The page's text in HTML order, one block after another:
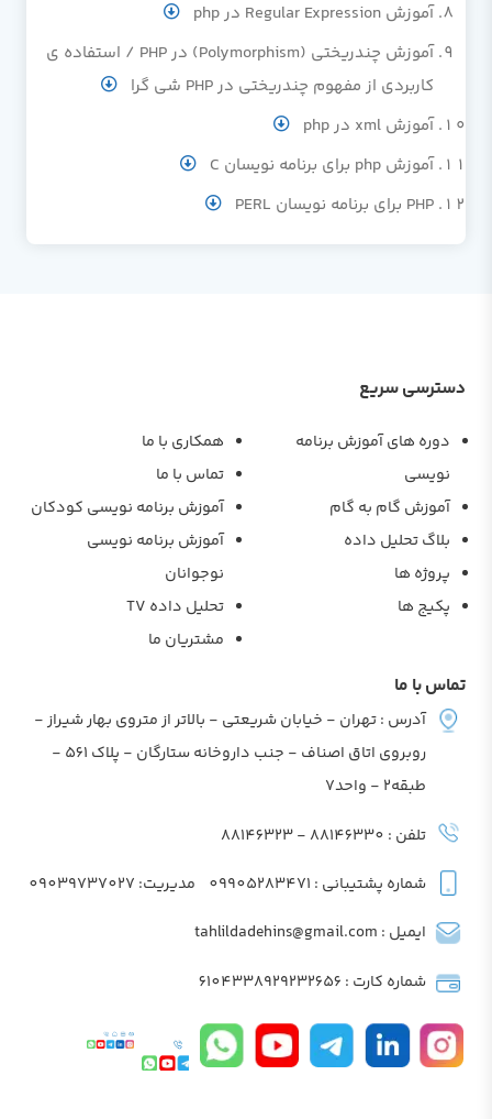
آموزش Regular Expression در php
آموزش چندریختی (Polymorphism) در PHP / استفاده ی
کاربردی از مفهوم چندریختی در PHP شی گرا
آموزش xml در php
آموزش php برای برنامه نویسان C
PHP برای برنامه نویسان PERL
دسترسی سریع
دوره های آموزش برنامه
نویسی
آموزش گام به گام
بلاگ تحلیل داده
پروژه ها
پکیج ها
همکاری با ما
تماس با ما
آموزش برنامه نویسی کودکان
آموزش برنامه نویسی
نوجوانان
تحلیل داده TV
مشتریان ما
تماس با ما
آدرس : تهران - خیابان شریعتی - بالاتر از متروی بهار شیراز -
روبروی اتاق اصناف - جنب داروخانه ستارگان - پلاک 561 -
طبقه2 - واحد7
تلفن : 88146330 - 88146323
شماره پشتیبانی : 09905283471 مدیریت: 09039737027
ایمیل : tahlildadehins@gmail.com
شماره کارت : 6104338929232656